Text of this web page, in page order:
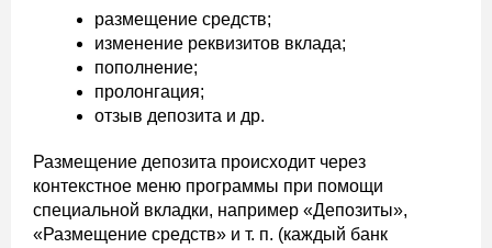
размещение средств;
изменение реквизитов вклада;
пополнение;
пролонгация;
отзыв депозита и др.
Размещение депозита происходит через
контекстное меню программы при помощи
специальной вкладки, например «Депозиты»,
«Размещение средств» и т. п. (каждый банк